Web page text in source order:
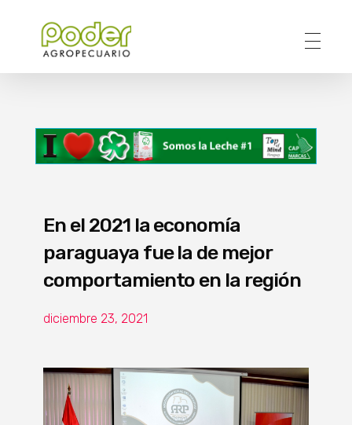
En el 2021 la economía
paraguaya fue la de mejor
comportamiento en la región
diciembre 23, 2021